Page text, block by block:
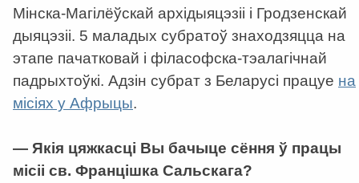
Мінска-Магілёўскай архідыяцэзіі і Гродзенскай
дыяцэзіі. 5 маладых субратоў знаходзяцца на
этапе пачатковай і філасофска-тэалагічнай
падрыхтоўкі. Адзін субрат з Беларусі працуе на
місіях у Афрыцы.
— Якія цяжкасці Вы бачыце сёння ў працы
місіі св. Францішка Сальскага?